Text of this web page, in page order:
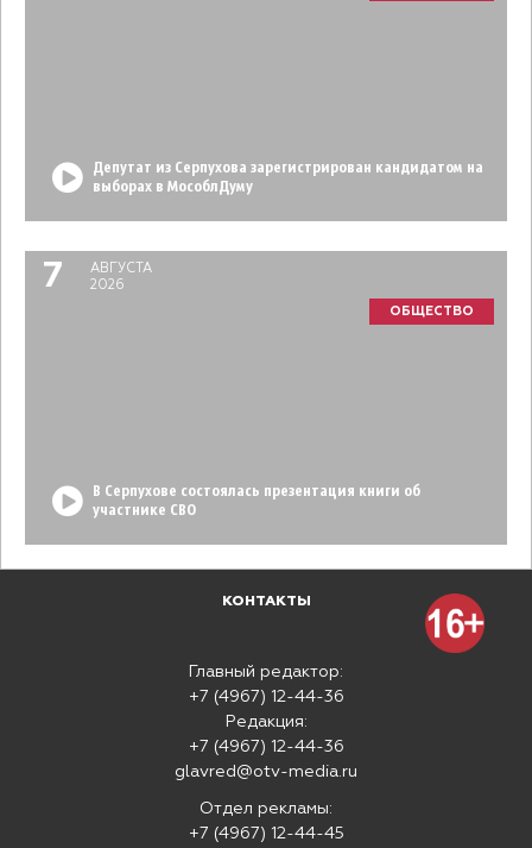
Депутат из Серпухова зарегистрирован кандидатом на
выборах в МособлДуму
7
АВГУСТА
2026
ОБЩЕСТВО
В Серпухове состоялась презентация книги об
участнике СВО
КОНТАКТЫ
Главный редактор:
+7 (4967) 12-44-36
Редакция:
+7 (4967) 12-44-36
glavred@otv-media.ru
Отдел рекламы:
+7 (4967) 12-44-45